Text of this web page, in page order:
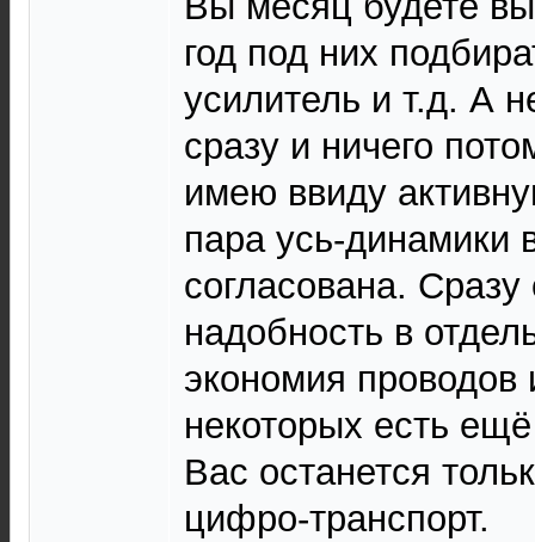
год под них
усилитель и т.д. А
сразу и ничего
имею ввиду
пара усь-динамики
согласована. Сразу
надобность в
экономия проводов
некоторых есть
Вас останется
цифро-транспорт.